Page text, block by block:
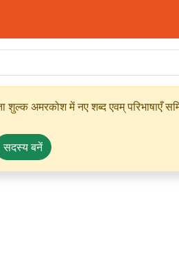
अमरकोश में नए शब्द एवम् परिभाषाएँ
सदस्य बनें